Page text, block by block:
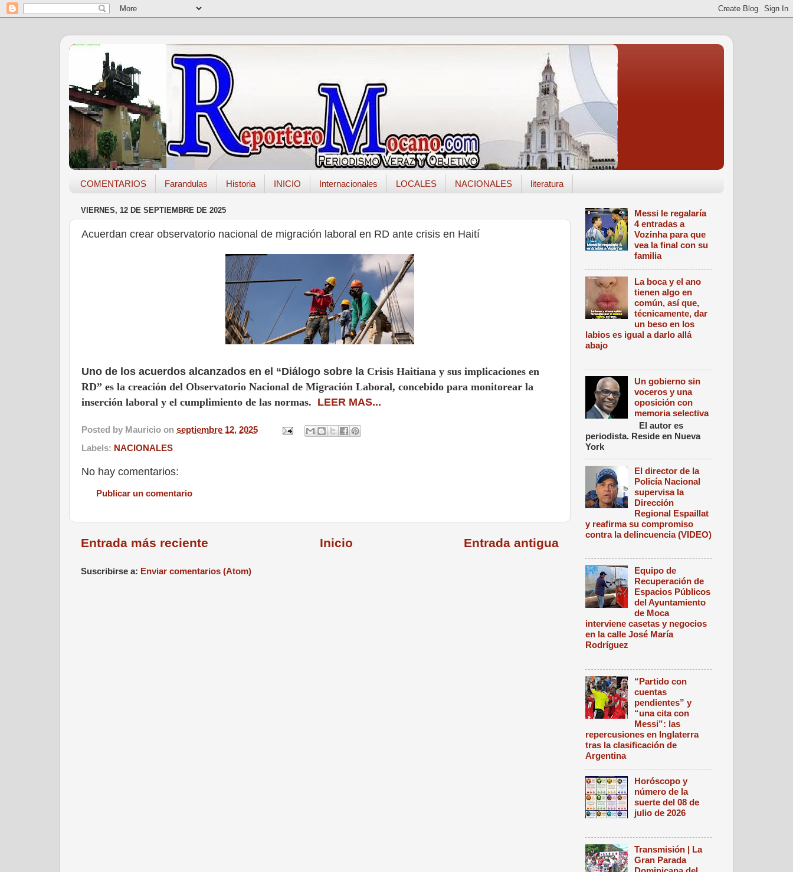
COMENTARIOS Farandulas Historia INICIO Internacionales LOCALES NACIONALES literatura
VIERNES, 12 DE SEPTIEMBRE DE 2025
Acuerdan crear observatorio nacional de migración laboral en RD ante crisis en Haití
Uno de los acuerdos alcanzados en el “Diálogo sobre la Crisis Haitiana y sus implicaciones en
RD” es la creación del Observatorio Nacional de Migración Laboral, concebido para monitorear la
inserción laboral y el cumplimiento de las normas. LEER MAS...
Posted by Mauricio on septiembre 12, 2025
Labels: NACIONALES
No hay comentarios:
Publicar un comentario
Entrada más reciente Entrada antigua
Inicio
Suscribirse a: Enviar comentarios (Atom)
Messi le regalaría
4 entradas a
Vozinha para que
vea la final con su
familia
La boca y el ano
tienen algo en
común, así que,
técnicamente, dar
un beso en los
labios es igual a darlo allá
abajo
Un gobierno sin
voceros y una
oposición con
memoria selectiva
El autor es
periodista. Reside en Nueva
York
El director de la
Policía Nacional
supervisa la
Dirección
Regional Espaillat
y reafirma su compromiso
contra la delincuencia (VIDEO)
Equipo de
Recuperación de
Espacios Públicos
del Ayuntamiento
de Moca
interviene casetas y negocios
en la calle José María
Rodríguez
“Partido con
cuentas
pendientes” y
“una cita con
Messi”: las
repercusiones en Inglaterra
tras la clasificación de
Argentina
Horóscopo y
número de la
suerte del 08 de
julio de 2026
Transmisión | La
Gran Parada